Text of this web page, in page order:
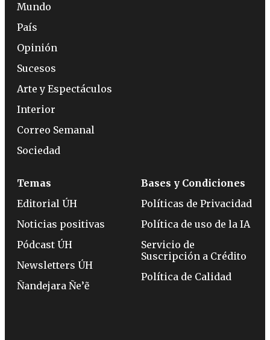
Mundo
País
Opinión
Sucesos
Arte y Espectáculos
Interior
Correo Semanal
Sociedad
Temas
Editorial ÚH
Noticias positivas
Pódcast ÚH
Newsletters ÚH
Ñandejara Ñe’ẽ
Bases y Condiciones
Políticas de Privacidad
Política de uso de la IA
Servicio de
Suscripción a Crédito
Política de Calidad